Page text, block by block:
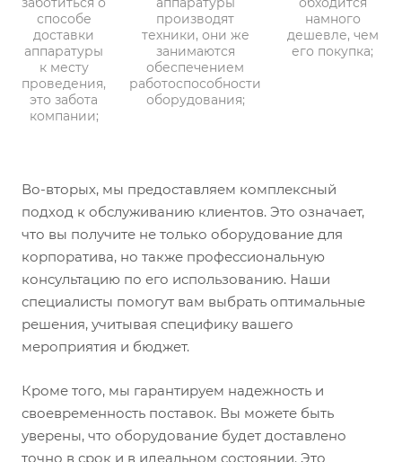
способе
доставки
аппаратуры
к месту
проведения,
это забота
компании;
производят
техники, они же
занимаются
обеспечением
работоспособности
оборудования;
намного
дешевле, чем
его покупка;
Во-вторых, мы предоставляем комплексный
подход к обслуживанию клиентов. Это означает,
что вы получите не только оборудование для
корпоратива, но также профессиональную
консультацию по его использованию. Наши
специалисты помогут вам выбрать оптимальные
решения, учитывая специфику вашего
мероприятия и бюджет.
Кроме того, мы гарантируем надежность и
своевременность поставок. Вы можете быть
уверены, что оборудование будет доставлено
точно в срок и в идеальном состоянии. Это